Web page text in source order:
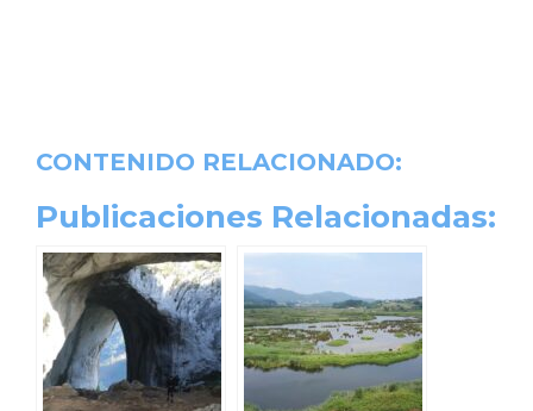
CONTENIDO RELACIONADO:
Publicaciones Relacionadas: